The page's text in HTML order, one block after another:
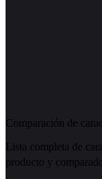
Comparación de
Lista completa de
producto y